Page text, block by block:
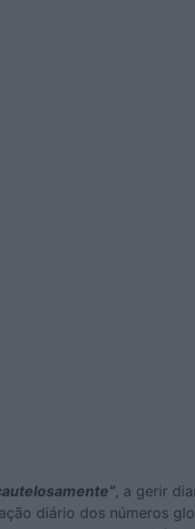
, a gerir
diário dos números